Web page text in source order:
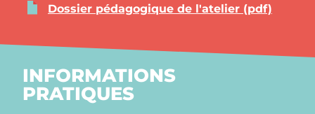
Dossier pédagogique de l'atelier (pdf)
INFORMATIONS
PRATIQUES